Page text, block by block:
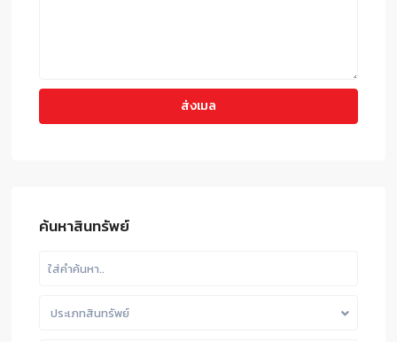
ค้นหาสินทรัพย์
ประเภทสินทรัพย์